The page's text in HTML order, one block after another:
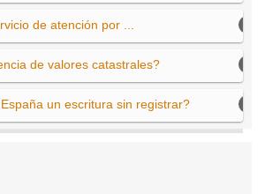
de atención por ...
de valores catastrales?
un escritura sin registrar?